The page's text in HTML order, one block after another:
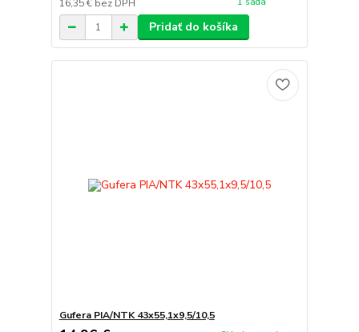
16,35 € bez DPH
Pridať do košíka
Gufera PIA/NTK 43x55,1x9,5/10,5